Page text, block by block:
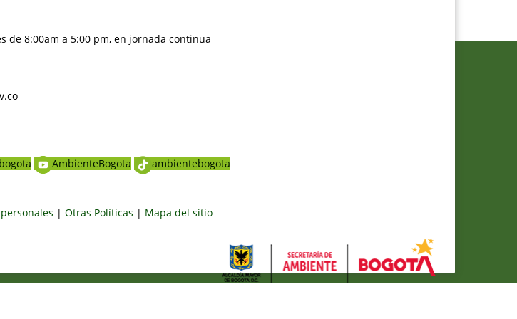
de 8:00am a 5:00 pm, en jornada continua
AmbienteBogota ambientebogota
| Otras Políticas | Mapa del sitio